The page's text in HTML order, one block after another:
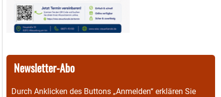
Newsletter-Abo
Durch Anklicken des Buttons „Anmelden“ erklären Sie